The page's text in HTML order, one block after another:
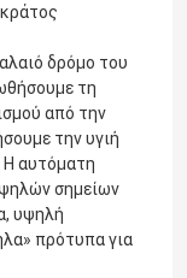
δρόμο του
τη
από την
την υγιή
Η αυτόματη
σημείων
υψηλή
πρότυπα για